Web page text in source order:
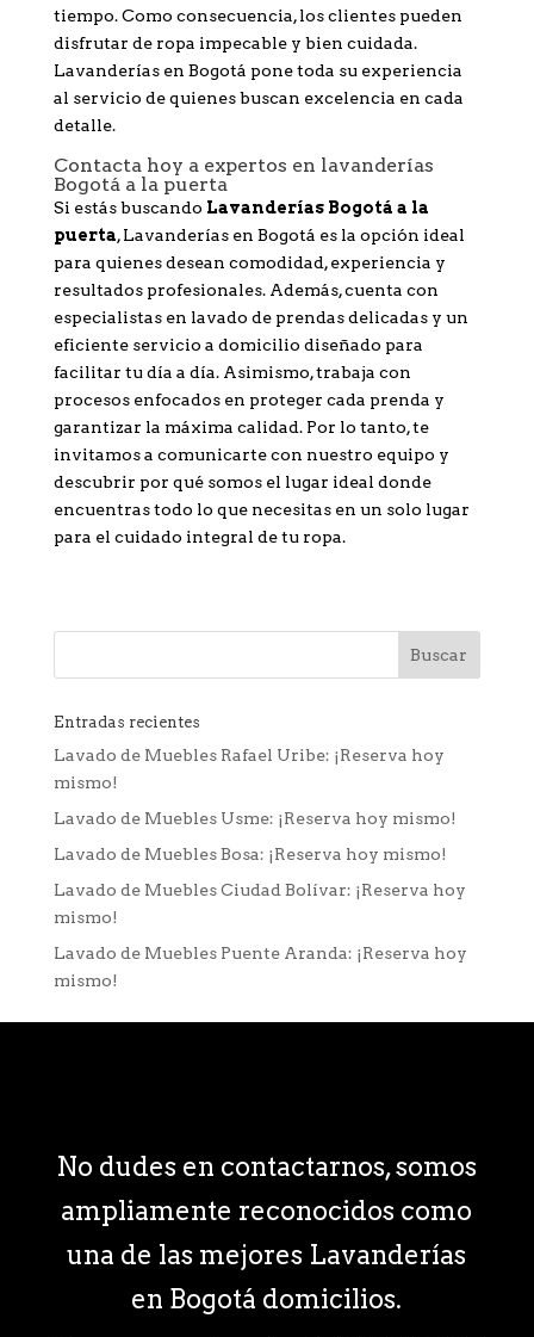
tiempo. Como consecuencia, los clientes pueden
disfrutar de ropa impecable y bien cuidada.
Lavanderías en Bogotá pone toda su experiencia
al servicio de quienes buscan excelencia en cada
detalle.
Contacta hoy a expertos en lavanderías
Bogotá a la puerta
Si estás buscando Lavanderías Bogotá a la
puerta, Lavanderías en Bogotá es la opción ideal
para quienes desean comodidad, experiencia y
resultados profesionales. Además, cuenta con
especialistas en lavado de prendas delicadas y un
eficiente servicio a domicilio diseñado para
facilitar tu día a día. Asimismo, trabaja con
procesos enfocados en proteger cada prenda y
garantizar la máxima calidad. Por lo tanto, te
invitamos a comunicarte con nuestro equipo y
descubrir por qué somos el lugar ideal donde
encuentras todo lo que necesitas en un solo lugar
para el cuidado integral de tu ropa.
Entradas recientes
Lavado de Muebles Rafael Uribe: ¡Reserva hoy
mismo!
Lavado de Muebles Usme: ¡Reserva hoy mismo!
Lavado de Muebles Bosa: ¡Reserva hoy mismo!
Lavado de Muebles Ciudad Bolívar: ¡Reserva hoy
mismo!
Lavado de Muebles Puente Aranda: ¡Reserva hoy
mismo!
No dudes en contactarnos, somos
ampliamente reconocidos como
una de las mejores Lavanderías
en Bogotá domicilios.